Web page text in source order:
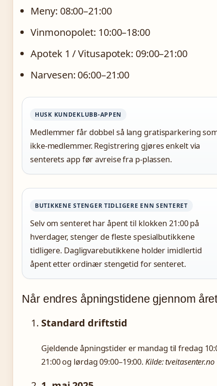
Meny: 08:00–21:00
Vinmonopolet: 10:00–18:00
Apotek 1 / Vitusapotek: 09:00–21:00
Narvesen: 06:00–21:00
HUSK KUNDEKLUBB-APPEN
Medlemmer får dobbel så lang gratisparkering
ikke-medlemmer. Registrering gjøres enkelt via
senterets app før avreise fra p-plassen.
BUTIKKENE STENGER TIDLIGERE ENN SENTERET
Selv om senteret har åpent til klokken 21:00 på
hverdager, stenger de fleste spesialbutikkene
tidligere. Dagligvarebutikkene holder imidlertid
åpent etter ordinær stengetid for senteret.
Når endres åpningstidene gjennom
Standard driftstid
Gjeldende åpningstider er mandag til fredag
21:00 og lørdag 09:00–19:00.Kilde: tveitasenter.no